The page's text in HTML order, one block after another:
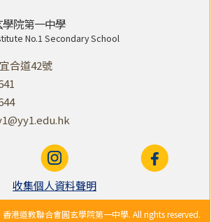
院第一中學
No.1 Secondary School
合道42號
收集個人資料聲明
港道教聯合會圓玄學院第一中學. All rights reserved.